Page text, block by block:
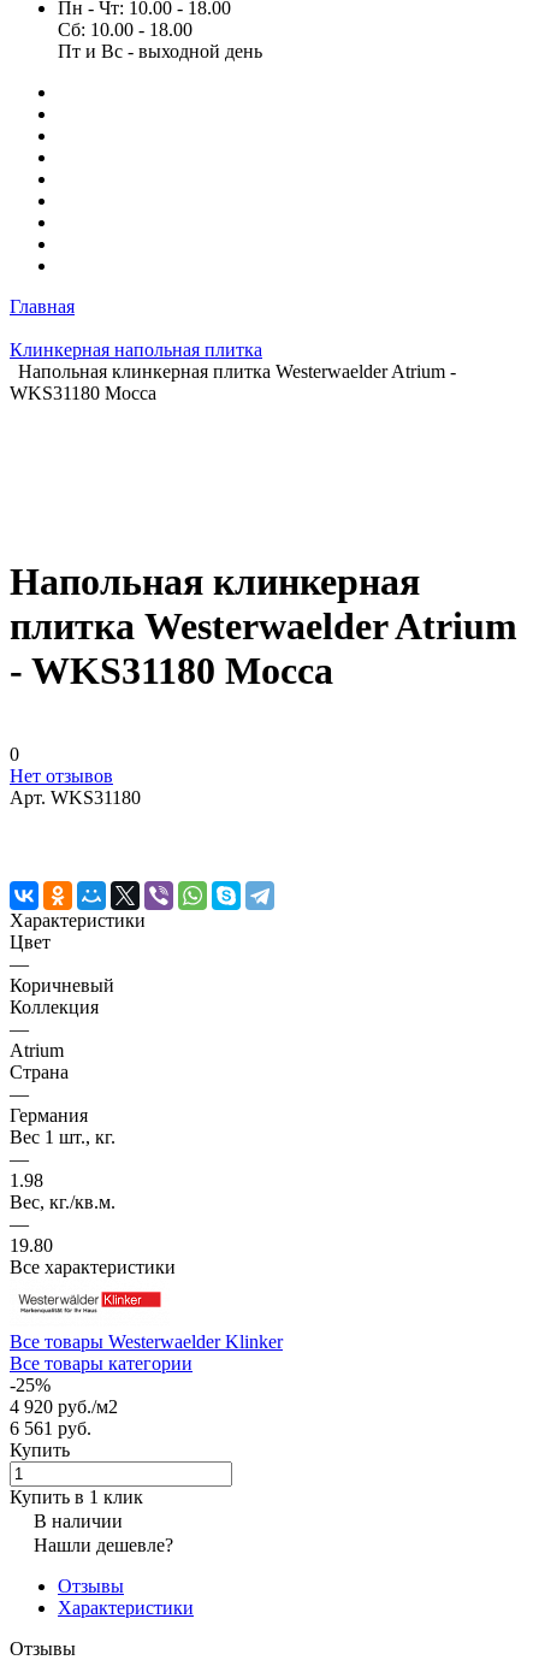
Пн - Чт: 10.00 - 18.00
Сб: 10.00 - 18.00
Пт и Вс - выходной день
Главная
Клинкерная напольная плитка
Напольная клинкерная плитка Westerwaelder Atrium -
WKS31180 Mocca
Напольная клинкерная
плитка Westerwaelder Atrium
- WKS31180 Mocca
0
Нет отзывов
Арт. WKS31180
Характеристики
Цвет
—
Коричневый
Коллекция
—
Atrium
Страна
—
Германия
Вес 1 шт., кг.
—
1.98
Вес, кг./кв.м.
—
19.80
Все характеристики
Все товары Westerwaelder Klinker
Все товары категории
-25%
4 920 руб./м2
6 561 руб.
Купить
Купить в 1 клик
В наличии
Нашли дешевле?
Отзывы
Характеристики
Отзывы